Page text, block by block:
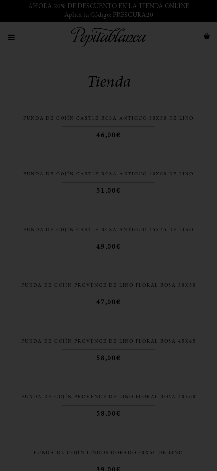
AHORA 20% DE DESCUENTO EN LA TIENDA ONLINE
Aplica tu Código: FRESCURA20
Tienda
FUNDA DE COJÍN CASTLE ROSA ANTIGUO 30X50 DE LINO
46,00€
FUNDA DE COJÍN CASTLE ROSA ANTIGUO 40X60 DE LINO
51,00€
FUNDA DE COJÍN CASTLE ROSA ANTIGUO 45X45 DE LINO
49,00€
FUNDA DE COJÍN PROVENCE DE LINO FLORAL ROSA 30X50
47,00€
FUNDA DE COJÍN PROVENCE DE LINO FLORAL ROSA 45X45
58,00€
FUNDA DE COJÍN PROVENCE DE LINO FLORAL ROSA 40X60
58,00€
FUNDA DE COJÍN LINDOS DORADO 30X50 DE LINO